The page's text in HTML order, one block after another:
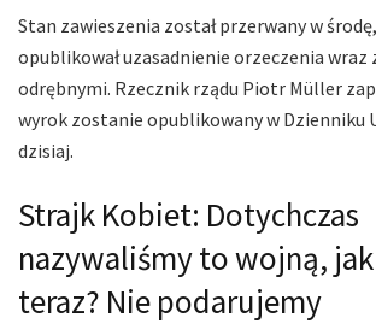
Stan zawieszenia został przerwany w
opublikował uzasadnienie orzeczenia wraz
odrębnymi. Rzecznik rządu Piotr Müller
wyrok zostanie opublikowany w Dzienniku
dzisiaj.
Strajk Kobiet: Dotychczas
nazywaliśmy to wojną,
teraz? Nie podarujemy